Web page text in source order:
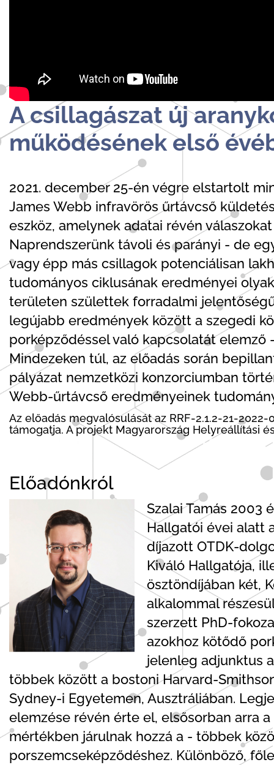
A csillagászat új
működésének első
2021. december 25-én végre elstartolt
James Webb infravörös űrtávcső
eszköz, amelynek adatai révén
Naprendszerünk távoli és parányi - de
vagy épp más csillagok potenciálisan
tudományos ciklusának eredményei
területen születtek forradalmi
legújabb eredmények között a szegedi
porképződéssel való kapcsolatát elemző
Mindezeken túl, az előadás során
pályázat nemzetközi konzorciumban
Webb-űrtávcső eredményeinek
Az előadás megvalósulását az RRF-2.1.2-21-
támogatja. A projekt Magyarország Helyreállítási
Előadónkról
Szalai Tamás 2003
Hallgatói évei alatt
díjazott OTDK-
Kiváló Hallgatója,
ösztöndíjában két,
alkalommal
szerzett PhD-
azokhoz kötődő
jelenleg adjunktus
többek között a bostoni Harvard-
Sydney-i Egyetemen, Ausztráliában.
elemzése révén érte el, elsősorban arra
mértékben járulnak hozzá a - többek
porszemcseképződéshez. Különböző,